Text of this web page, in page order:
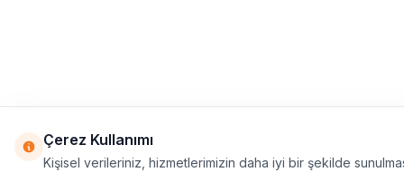
Çerez Kullanımı
Kişisel verileriniz, hizmetlerimizin daha iyi bir şekilde